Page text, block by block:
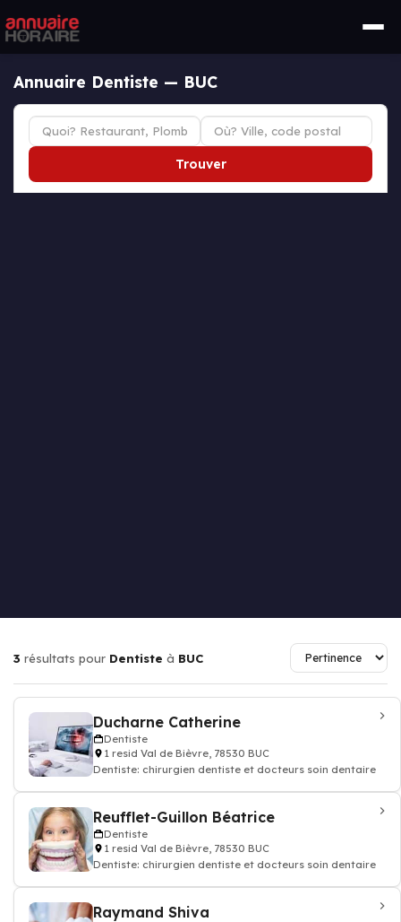
Annuaire Dentiste — BUC
Trouver
3 résultats pour Dentiste à BUC
Ducharne Catherine
Dentiste
1 resid Val de Bièvre, 78530 BUC
Dentiste: chirurgien dentiste et docteurs soin dentaire
Reufflet-Guillon Béatrice
Dentiste
1 resid Val de Bièvre, 78530 BUC
Dentiste: chirurgien dentiste et docteurs soin dentaire
Raymand Shiva